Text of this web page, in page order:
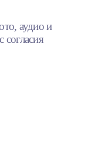
аудио и
согласия